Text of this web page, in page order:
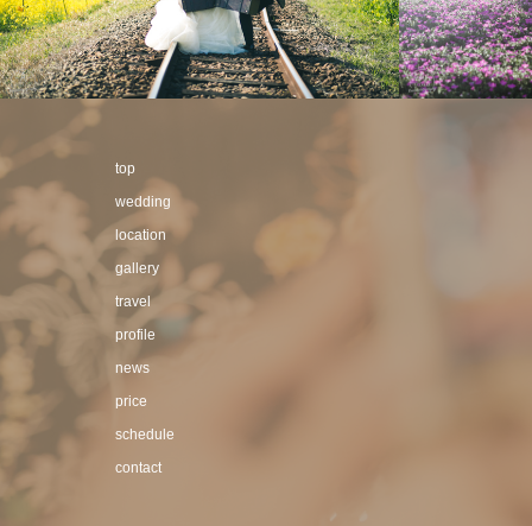
top
wedding
location
gallery
travel
profile
news
price
schedule
contact